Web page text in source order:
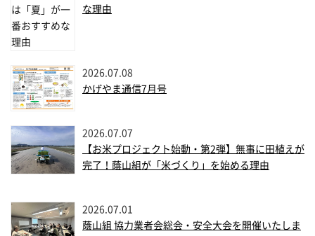
な理由
2026.07.08
かげやま通信7月号
2026.07.07
【お米プロジェクト始動・第2弾】無事に田植えが
完了！蔭山組が「米づくり」を始める理由
2026.07.01
蔭山組 協力業者会総会・安全大会を開催いたしま